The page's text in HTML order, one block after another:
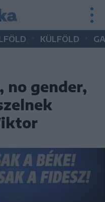
KÜLFÖLD
no gender,